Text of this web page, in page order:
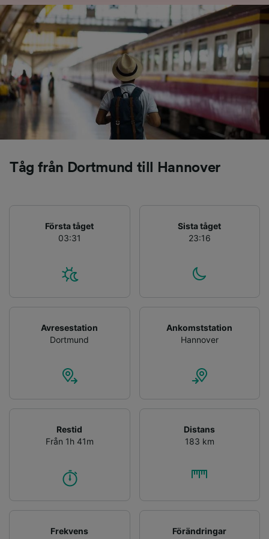
Tåg från Dortmund till Hannover
Första tåget
03:31
Sista tåget
23:16
Avresestation
Dortmund
Ankomststation
Hannover
Restid
Från 1h 41m
Distans
183 km
Frekvens
Förändringar
bett oss att inte spåra dig.
Vi och våra partners behandlar data för att
tillhandahålla:
Använda exakta uppgifter om geografisk
positionering. Aktivt läsa av enhetens
egenskaper för identifieringsändamål. Lagra
och/eller få åtkomst till information på en
enhet. Personanpassad reklam och innehåll,
reklam- och innehållsmätning, forskning
angående målgrupp och tjänsteutveckling.